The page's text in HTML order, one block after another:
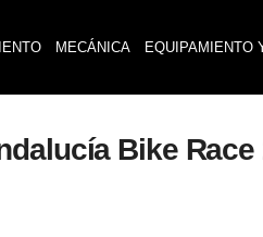
MECÁNICA EQUIPAMIENTO
Bike Race